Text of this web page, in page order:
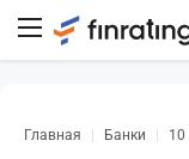
Главная Банки 10